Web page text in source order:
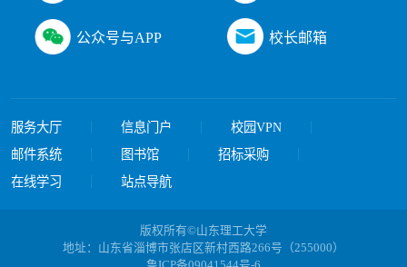
公众号与APP 校长邮箱
服务大厅 信息门户
校园VPN
邮件系统
图书馆
招标采购
在线学习
站点导航
版权所有©山东理工大学
地址：山东省淄博市张店区新村西路266号（255000）